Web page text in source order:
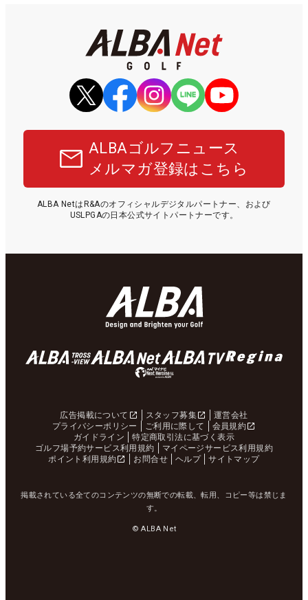
ALBAゴルフニュース
メルマガ登録はこちら
ALBA NetはR&Aのオフィシャルデジタルパートナー、および
USLPGAの日本公式サイトパートナーです。
広告掲載について スタッフ募集
運営会社
プライバシーポリシー
ご利用に際して
会員規約
ガイドライン
特定商取引法に基づく表示
ゴルフ場予約サービス利用規約
マイページサービス利用規約
ポイント利用規約
お問合せ ヘルプ サイトマップ
掲載されている全てのコンテンツの無断での転載、転用、コピー等は禁じま
す。
© ALBA Net